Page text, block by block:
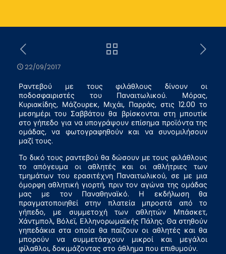
22/09/2017
Ραντεβού με τους φιλάθλους δίνουν οι
ποδοσφαιριστές του Παναιτωλικού. Μόρας,
Κυριακίδης, Μάζουρεκ, Μιχάι, Παρράς, στις 12.00 το
μεσημέρι του Σαββάτου θα βρίσκονται στη μπουτίκ
στο γήπεδο για να υπογράψουν επίσημα προϊόντα της
ομάδας, να φωτογραφηθούν και να συνομιλήσουν
μαζί τους.
Το δικό τους ραντεβού θα δώσουν με τους φιλάθλους
το απόγευμα οι αθλητές και οι αθλήτριες των
τμημάτων του ερασιτέχνη Παναιτωλικού, σε με μια
όμορφη αθλητική γιορτή, πριν τον αγώνα της ομάδας
μας με τον Παναθηναϊκό. Η εκδήλωση θα
πραγματοποιηθεί στην πλατεία μπροστά από το
γήπεδο, με συμμετοχή των αθλητών Μπάσκετ,
Χάντμπολ, Βόλεϊ, Ελληνορωμαϊκής Πάλης. Θα στηθούν
γηπεδάκια στα οποία θα παίζουν οι αθλητές και θα
μπορούν να συμμετάσχουν μικροί και μεγάλοι
φίλαθλοι, δοκιμάζοντας στο άθλημα που επιθυμούν.